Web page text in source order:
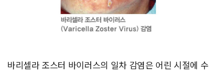
바리셀라 조스터 바이러스의 일차 감염은 어린 시절에 수